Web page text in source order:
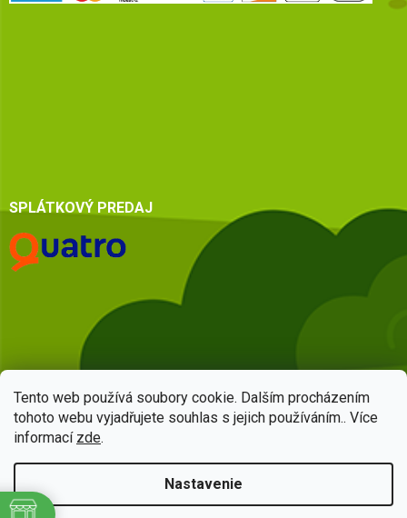
Tento web používá soubory cookie. Dalším procházením
tohoto webu vyjadřujete souhlas s jejich používáním.. Více
informací zde.
Nastavenie
SPLÁTKOVÝ PREDAJ